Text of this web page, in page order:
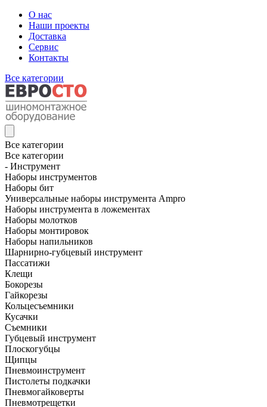
О нас
Наши проекты
Доставка
Сервис
Контакты
Все категории
Все категории
Все категории
- Инструмент
Наборы инструментов
Наборы бит
Универсальные наборы инструмента Ampro
Наборы инструмента в ложементах
Наборы молотков
Наборы монтировок
Наборы напильников
Шарнирно-губцевый инструмент
Пассатижи
Клещи
Бокорезы
Гайкорезы
Кольцесъемники
Кусачки
Съемники
Губцевый инструмент
Плоскогубцы
Щипцы
Пневмоинструмент
Пистолеты подкачки
Пневмогайковерты
Пневмотрещетки